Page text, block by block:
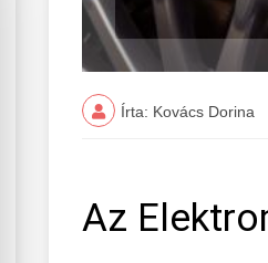
Írta: Kovács Dorina
Az